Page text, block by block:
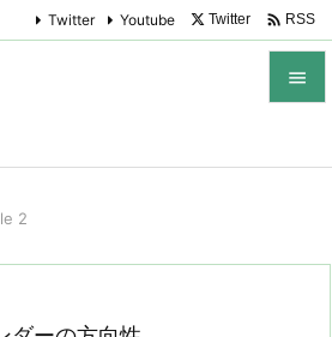

Twitter Youtube Twitter  RSS
2